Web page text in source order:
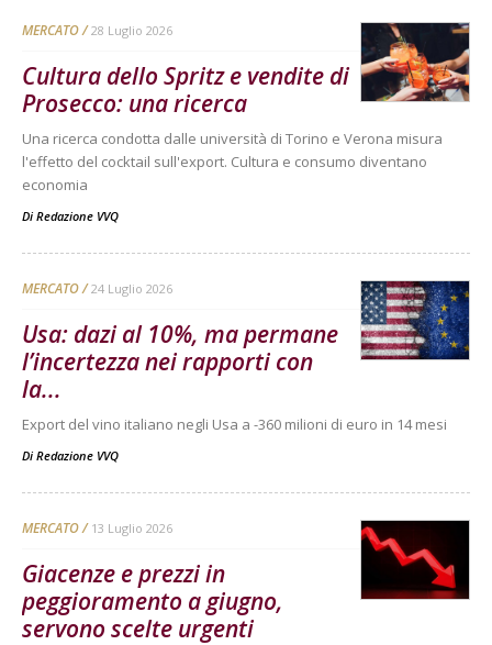
MERCATO 28 Luglio 2026
Cultura dello Spritz e vendite di
Prosecco: una ricerca
Una ricerca condotta dalle università di Torino e Verona misura
l'effetto del cocktail sull'export. Cultura e consumo diventano
economia
Di Redazione VVQ
MERCATO 24 Luglio 2026
Usa: dazi al 10%, ma permane
l’incertezza nei rapporti con
la...
Export del vino italiano negli Usa a -360 milioni di euro in 14 mesi
Di Redazione VVQ
MERCATO 13 Luglio 2026
Giacenze e prezzi in
peggioramento a giugno,
servono scelte urgenti